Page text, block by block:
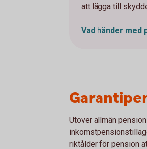
att lägga till
Vad händer med
Utöver allmän
riktålder för pension